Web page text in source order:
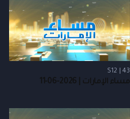
S12 | 43
مساء الإمارات | 2026-06-11